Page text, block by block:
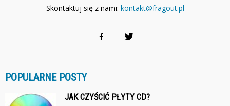
Skontaktuj się z nami: kontakt@fragout.pl
POPULARNE POSTY
JAK CZYŚCIĆ PŁYTY CD?